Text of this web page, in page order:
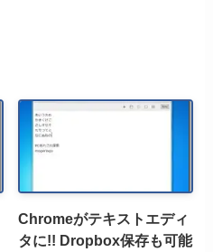
Chromeがテキストエディ
タに!! Dropbox保存も可能